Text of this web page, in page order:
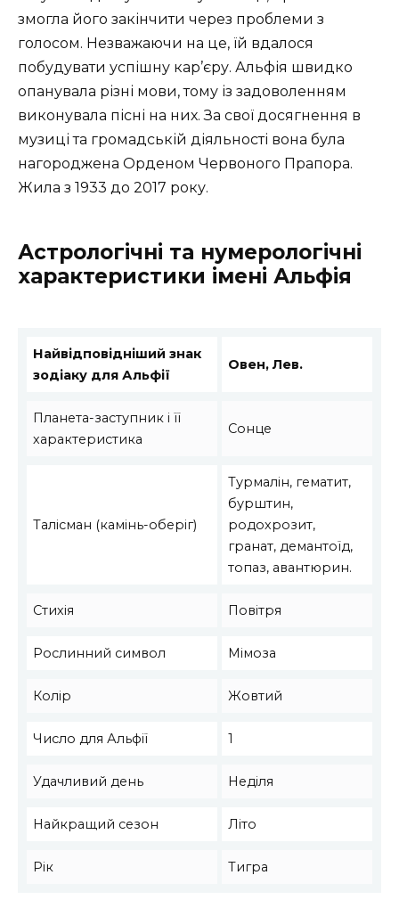
змогла його закінчити через проблеми з
голосом. Незважаючи на це, їй вдалося
побудувати успішну кар’єру. Альфія швидко
опанувала різні мови, тому із задоволенням
виконувала пісні на них. За свої досягнення в
музиці та громадській діяльності вона була
нагороджена Орденом Червоного Прапора.
Жила з 1933 до 2017 року.
Астрологічні та нумерологічні
характеристики імені Альфія
Найвідповідніший знак
зодіаку для Альфії
Овен, Лев.
Планета-заступник і її
характеристика
Сонце
Талісман (камінь-оберіг)
Турмалін, гематит,
бурштин,
родохрозит,
гранат, демантоїд,
топаз, авантюрин.
Стихія Повітря
Рослинний символ Мімоза
Колір Жовтий
Число для Альфії 1
Удачливий день Неділя
Найкращий сезон Літо
Рік Тигра